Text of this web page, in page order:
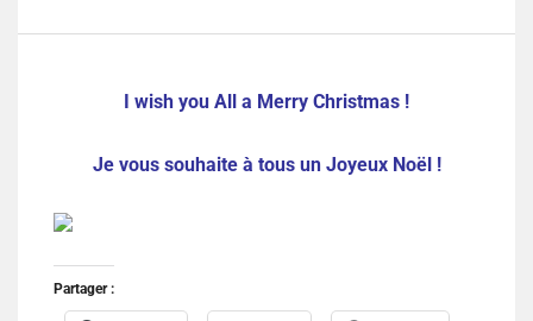
I wish you All a Merry Christmas !
Je vous souhaite à tous un Joyeux Noël !
Partager :